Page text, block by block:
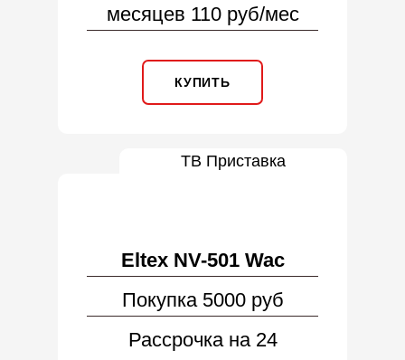
месяцев 110 руб/мес
КУПИТЬ
ТВ Приставка
Eltex NV-501 Wac
Покупка 5000 руб
Рассрочка на 24